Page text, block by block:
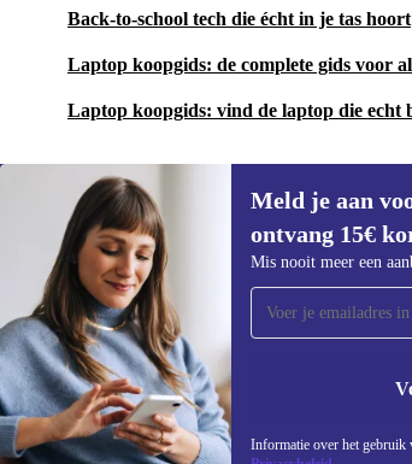
Back-to-school tech die écht in je tas hoort
Laptop koopgids: de complete gids voor
Laptop koopgids: vind de laptop die echt
Meld je aan
ontvang 15€
Mis nooit meer een
Informatie over het gebruik
Meld je aan voor onze
ontvang €15 korting!
Mis nooit meer een aanbieding.
REFURBED NEDERLAND -